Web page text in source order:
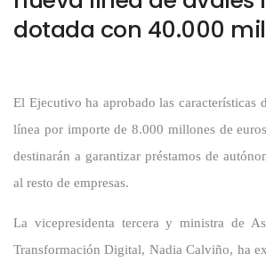
dotada con 40.000
El Ejecutivo ha aprobado las características
línea por importe de 8.000 millones de
destinarán a garantizar préstamos de
al resto de empresas.
La vicepresidenta tercera y ministra de
Transformación Digital, Nadia Calviño, ha